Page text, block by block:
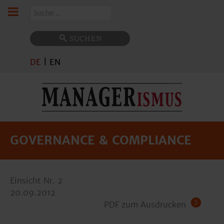
SUCHEN
DE EN
GOVERNANCE & COMPLIANCE
Einsicht Nr. 2
20.09.2012
PDF zum Ausdrucken